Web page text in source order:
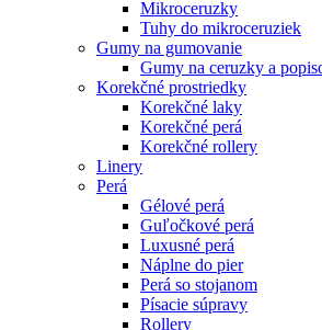
Mikroceruzky
Tuhy do mikroceruziek
Gumy na gumovanie
Gumy na ceruzky a
Korekčné prostriedky
Korekčné laky
Korekčné perá
Korekčné rollery
Linery
Perá
Gélové perá
Guľočkové perá
Luxusné perá
Náplne do pier
Perá so stojanom
Písacie súpravy
Rollery